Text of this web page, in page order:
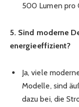
500 Lumen pro
5. Sind moderne
energieeffizient?
Ja, viele
Modelle, sind
dazu bei, die